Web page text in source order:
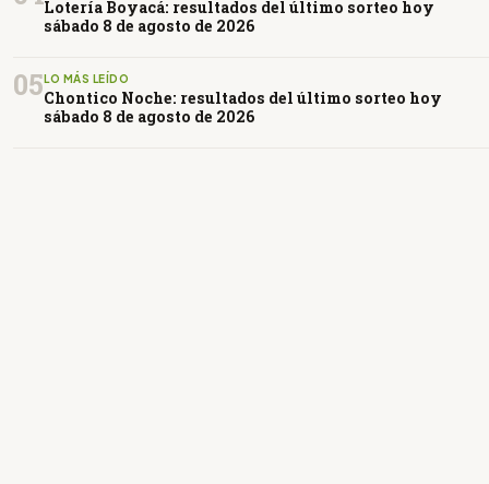
Lotería Boyacá: resultados del último sorteo hoy
sábado 8 de agosto de 2026
05LO MÁS LEÍDO
Chontico Noche: resultados del último sorteo hoy
sábado 8 de agosto de 2026